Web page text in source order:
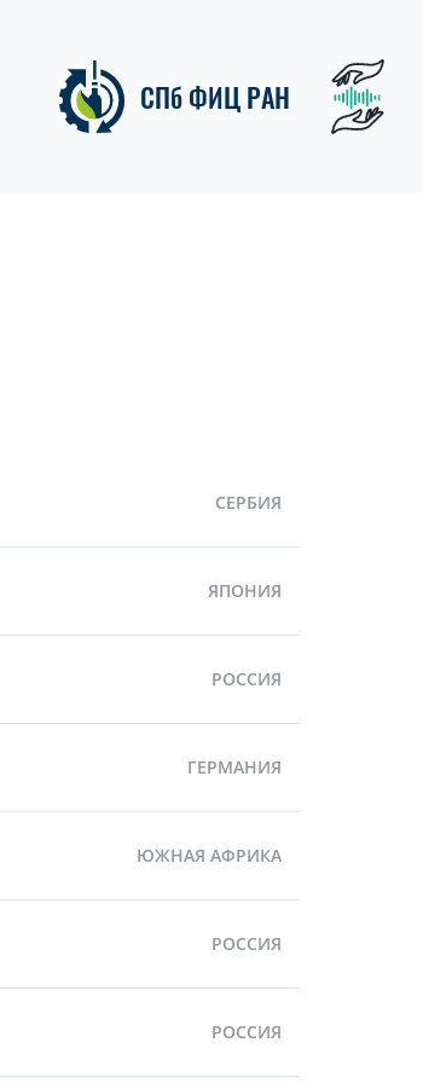
СПб ФИЦ РАН
СЕРБИЯ
ЯПОНИЯ
РОССИЯ
ГЕРМАНИЯ
ЮЖНАЯ АФРИКА
РОССИЯ
РОССИЯ